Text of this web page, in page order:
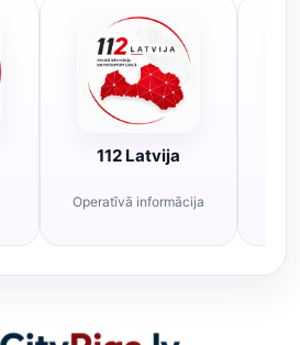
112 Latvija
Operatīvā informācija